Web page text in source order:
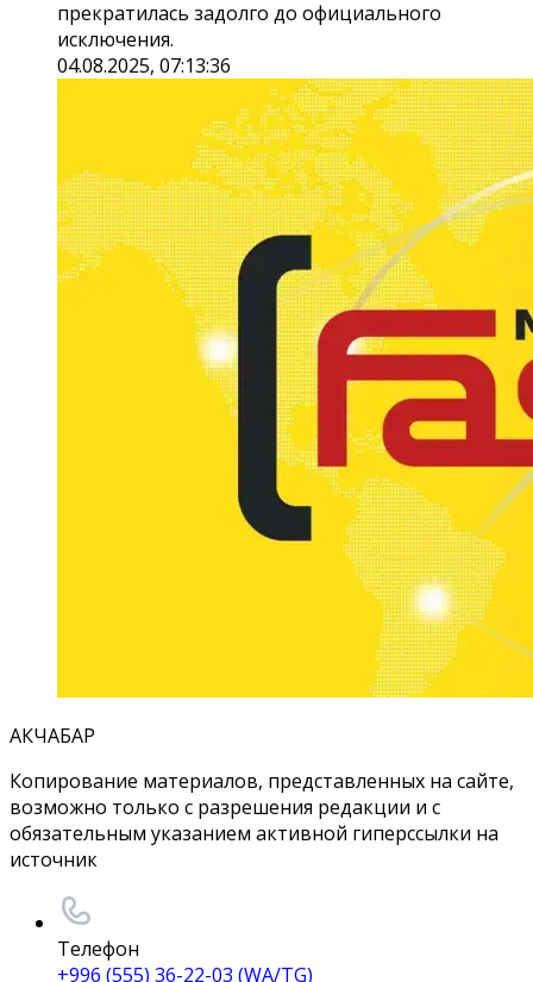
прекратилась задолго до официального
исключения.
04.08.2025, 07:13:36
АКЧАБАР
Копирование материалов, представленных на сайте,
возможно только с разрешения редакции и с
обязательным указанием активной гиперссылки на
источник
Телефон
+996 (555) 36-22-03 (WA/TG)